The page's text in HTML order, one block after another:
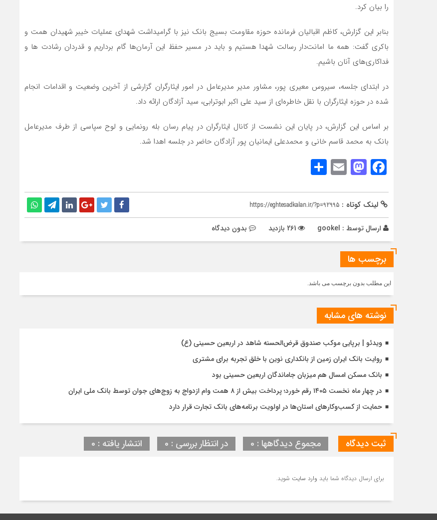
را بیان کرد.
بنابر این گزارش، کاظم اقبالیان فرمانده حوزه مقاومت بسیج بانک نیز با گرامیداشت شهدای عملیات خیبر شهیدان همت و
باکری گفت: همه ما امانت‌دار رسالت شهدا هستیم و باید در مسیر حفظ این آرمان‌ها گام برداریم و قدردان رشادت ها و
فداکاری‌های آنان باشیم.
در ابتدای جلسه، سیروس معیری پور، مشاور مدیر مدیرعامل در امور ایثارگران گزارشی از آخرین وضعیت و اقدامات انجام
شده در حوزه ایثارگران با نقل خاطره‌ای از سید علی اکبر ابوترابی، سید آزادگان ارائه داد.
بر اساس این گزارش، در پایان این نشست از کانال ایثارگران در پیام رسان بله رونمایی و لوح سپاسی از طرف مدیرعامل
بانک به محمد قاسم خانی و محمدعلی ایمانیان پور آزادگان حاضر در جلسه اهدا شد.
Facebook
Mastodon
Email
لینک کوتاه : https://eghtesadkalan.ir/?p=92995
ارسال توسط : gookel بدون دیدگاه
برچسب ها
این مطلب بدون برچسب می باشد.
نوشته های مشابه
ویدئو | برپایی موکب صندوق قرض‌الحسنه شاهد در اربعین حسینی (ع)
روایت بانک ایران زمین از بانکداری نوین با خلق تجربه برای مشتری
بانک مسکن امسال هم میزبان جاماندگان اربعین حسینی بود
در چهار ماه نخست ۱۴۰۵ رقم خورد؛ پرداخت بیش از ۸ همت وام ازدواج به زوج‌های جوان توسط بانک ملی ایران
حمایت از کسب‌وکارهای استان‌ها در اولویت برنامه‌های بانک تجارت قرار دارد
ثبت دیدگاه مجموع دیدگاهها : 0 در انتظار بررسی : 0 انتشار یافته : 0
برای ارسال دیدگاه شما باید وارد سایت شوید.